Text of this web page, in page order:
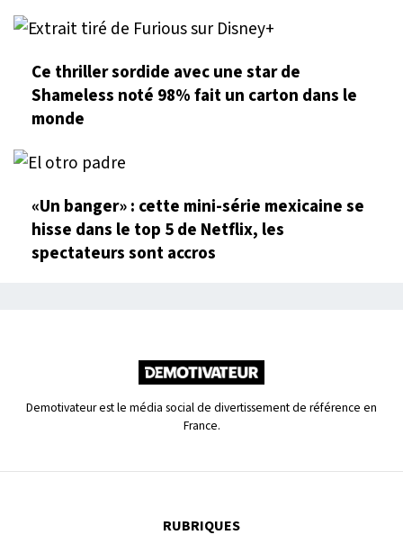
Ce thriller sordide avec une star de
Shameless noté 98% fait un carton dans le
monde
«Un banger» : cette mini-série mexicaine se
hisse dans le top 5 de Netflix, les
spectateurs sont accros
Demotivateur est le média social de divertissement de référence en
France.
RUBRIQUES